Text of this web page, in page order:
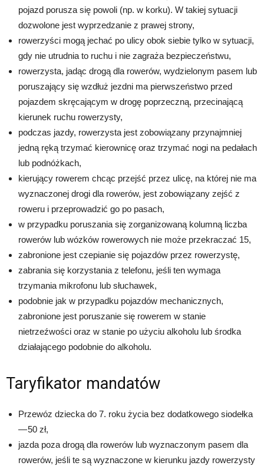
pojazd porusza się powoli (np. w korku). W takiej sytuacji
dozwolone jest wyprzedzanie z prawej strony,
rowerzyści mogą jechać po ulicy obok siebie tylko w sytuacji,
gdy nie utrudnia to ruchu i nie zagraża bezpieczeństwu,
rowerzysta, jadąc drogą dla rowerów, wydzielonym pasem lub
poruszający się wzdłuż jezdni ma pierwszeństwo przed
pojazdem skręcającym w drogę poprzeczną, przecinającą
kierunek ruchu rowerzysty,
podczas jazdy, rowerzysta jest zobowiązany przynajmniej
jedną ręką trzymać kierownicę oraz trzymać nogi na pedałach
lub podnóżkach,
kierujący rowerem chcąc przejść przez ulicę, na której nie ma
wyznaczonej drogi dla rowerów, jest zobowiązany zejść z
roweru i przeprowadzić go po pasach,
w przypadku poruszania się zorganizowaną kolumną liczba
rowerów lub wózków rowerowych nie może przekraczać 15,
zabronione jest czepianie się pojazdów przez rowerzystę,
zabrania się korzystania z telefonu, jeśli ten wymaga
trzymania mikrofonu lub słuchawek,
podobnie jak w przypadku pojazdów mechanicznych,
zabronione jest poruszanie się rowerem w stanie
nietrzeźwości oraz w stanie po użyciu alkoholu lub środka
działającego podobnie do alkoholu.
Taryfikator mandatów
Przewóz dziecka do 7. roku życia bez dodatkowego siodełka
— 50 zł,
jazda poza drogą dla rowerów lub wyznaczonym pasem dla
rowerów, jeśli te są wyznaczone w kierunku jazdy rowerzysty